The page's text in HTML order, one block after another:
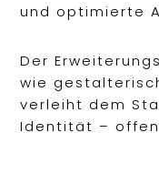
und optimierte
Der
wie
verleiht dem
Identität –